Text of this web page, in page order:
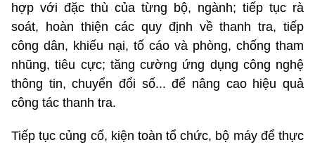
hợp với đặc thù của từng bộ, ngành; tiếp tục rà
soát, hoàn thiện các quy định về thanh tra, tiếp
công dân, khiếu nại, tố cáo và phòng, chống tham
nhũng, tiêu cực; tăng cường ứng dụng công nghệ
thông tin, chuyển đổi số... để nâng cao hiệu quả
công tác thanh tra.
Tiếp tục củng cố, kiện toàn tổ chức, bộ máy để thực